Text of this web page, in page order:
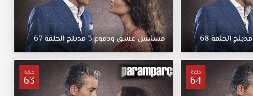
مدبلجالحلقة 68 مسلسلعشقودموع3 مدبلجالحلقة67
حلقة
64
حلقة
63